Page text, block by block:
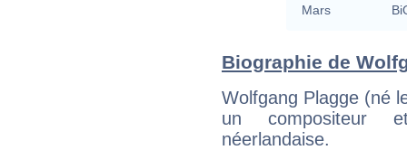
Mars
Biographie de
Wolfgang Plagge (né
un compositeur
néerlandaise.